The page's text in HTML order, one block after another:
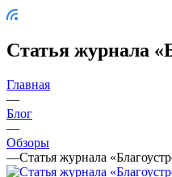
Статья журнала
Главная
—
Блог
—
Обзоры
—Статья журнала